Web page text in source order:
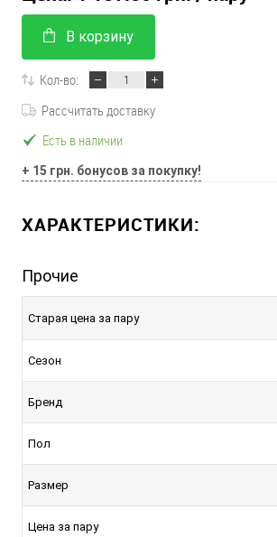
В корзину
Кол-во:
Рассчитать доставку
Есть в наличии
+ 15 грн. бонусов за покупку!
ХАРАКТЕРИСТИКИ:
Прочие
Старая цена за пару
Сезон
Бренд
Пол
Размер
Цена за пару